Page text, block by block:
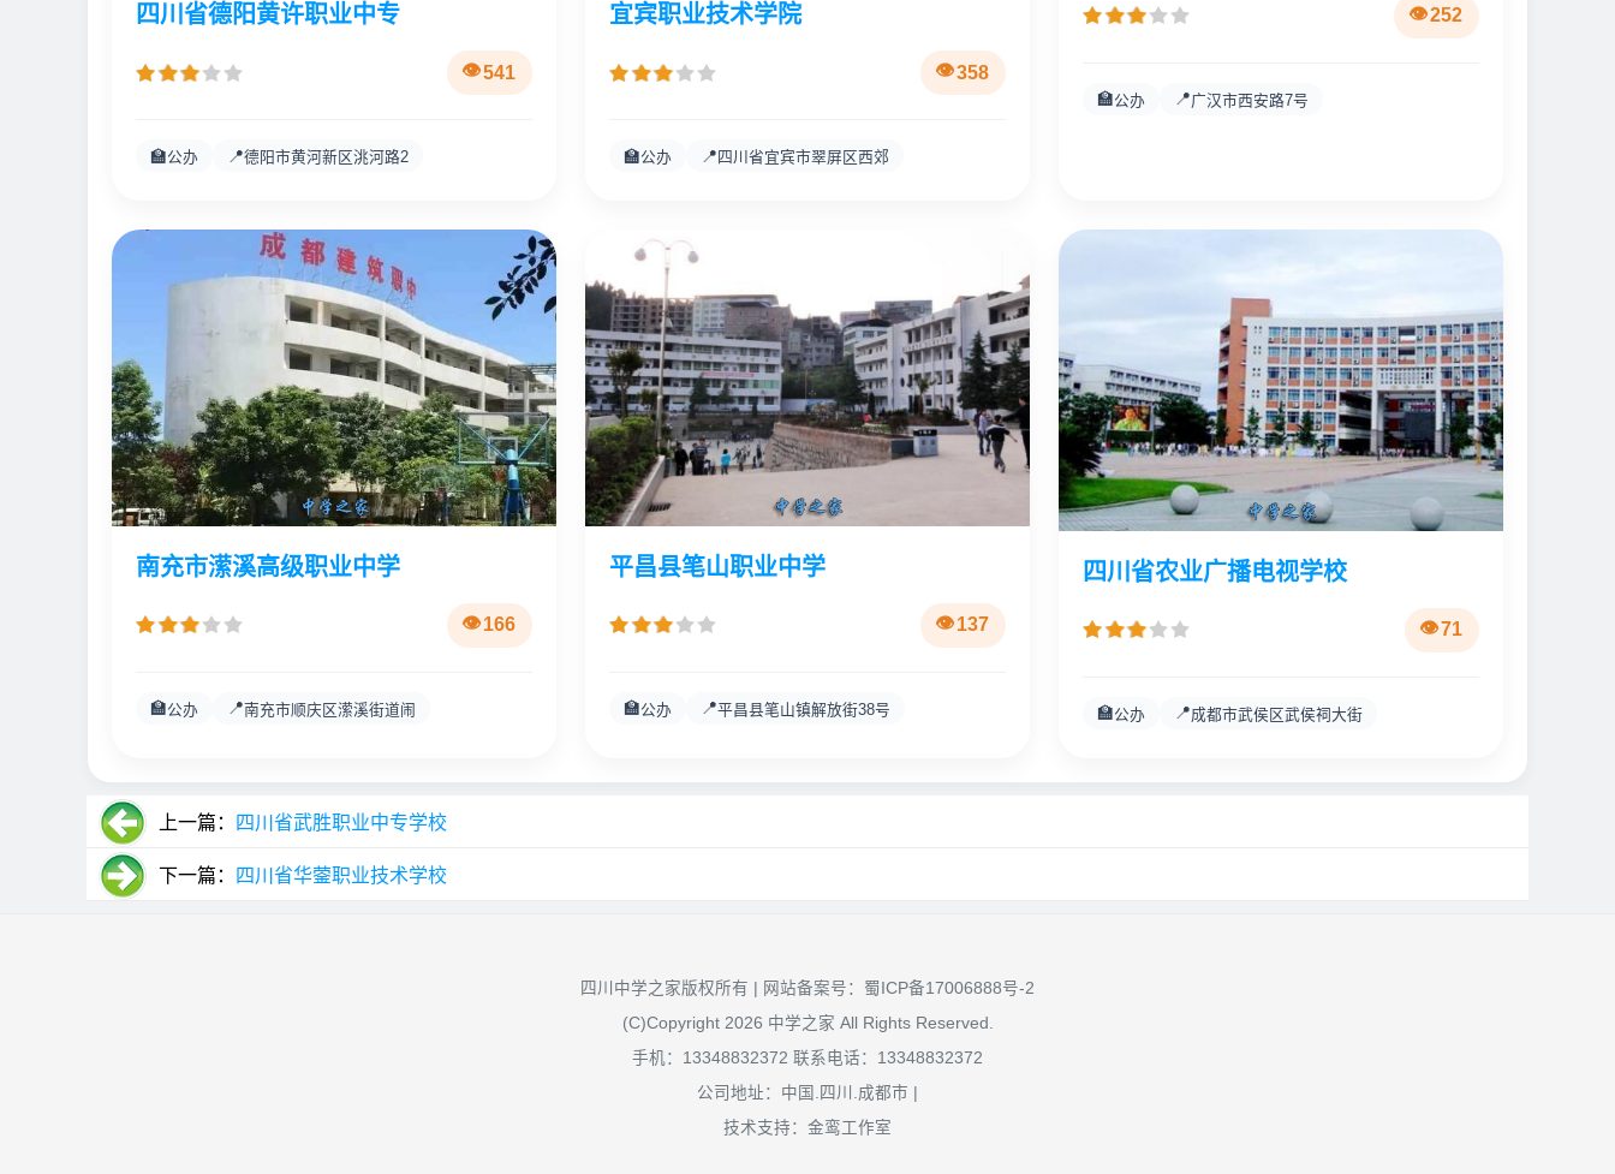
四川省德阳黄许职业中专
541
🏫公办 📍德阳市黄河新区洮河路2
宜宾职业技术学院
358
🏫公办 📍 四川省宜宾市翠屏区西郊
252
🏫公办 📍广汉市西安路7号
南充市潆溪高级职业中学
166
🏫公办 📍南充市顺庆区潆溪街道闹
平昌县笔山职业中学
137
🏫公办 📍平昌县笔山镇解放街38号
四川省农业广播电视学校
71
🏫公办 📍成都市武侯区武侯祠大街
上一篇： 四川省武胜职业中专学校
下一篇： 四川省华蓥职业技术学校
四川中学之家版权所有 | 网站备案号： 蜀ICP备17006888号-2
(C)Copyright 2026 中学之家 All Rights Reserved.
手机：13348832372 联系电话：13348832372
公司地址：中国.四川.成都市 |
技术支持：金鸾工作室